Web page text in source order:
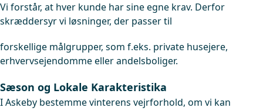
Vi forstår, at hver kunde har sine egne krav. Derfor
skræddersyr vi løsninger, der passer til
forskellige målgrupper, som f.eks. private husejere,
erhvervsejendomme eller andelsboliger.
Sæson og Lokale Karakteristika
I Askeby bestemme vinterens vejrforhold, om vi kan